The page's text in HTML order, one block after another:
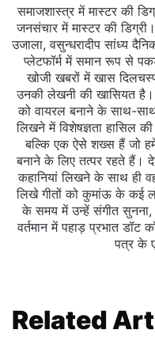
समाजशास्त्र में मास्टर की
जनसंचार में मास्टर की
उजाला, वसुन्धरादीप सांध्य
प्लेटफॉर्म में समान रूप से
खोजी खबरों में खास
उनकी लेखनी की खासियत
को वायरल बनाने के साथ-
लिखने में विशेषज्ञता हासिल
बल्कि एक ऐसे शख्स हैं जो
बनाने के लिए तत्पर रहते हैं।
कहानियां लिखने के साथ ही
लिखे गीतों को कुमांऊ के कई
के समय में उन्हें संगीत सुनना,
वर्तमान में पहाड़ प्रभात डॉट
पत्र के
Related